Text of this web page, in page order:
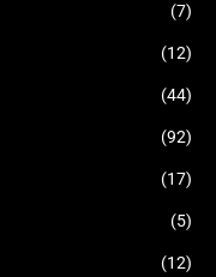
(7)
(12)
(44)
(92)
(17)
(5)
(12)